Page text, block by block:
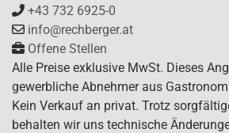
+43 732 6925-0
info@rechberger.at
Offene Stellen
Alle Preise exklusive MwSt. Dieses
gewerbliche Abnehmer aus
Kein Verkauf an privat. Trotz
behalten wir uns technische